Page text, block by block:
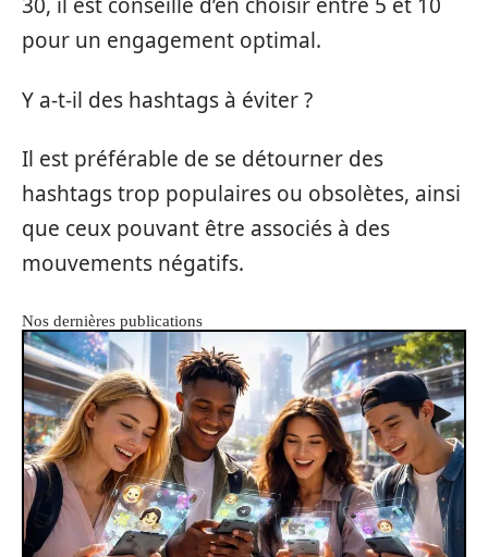
30, il est conseillé d’en choisir entre 5 et 10
pour un engagement optimal.
Y a-t-il des hashtags à éviter ?
Il est préférable de se détourner des
hashtags trop populaires ou obsolètes, ainsi
que ceux pouvant être associés à des
mouvements négatifs.
Nos dernières publications